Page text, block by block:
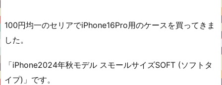
100円均一のセリアでiPhone16Pro用のケースを買ってきま
した。
「iPhone2024年秋モデル スモールサイズSOFT (ソフトタ
イプ)」です。